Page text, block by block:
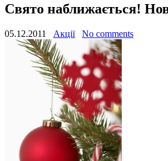
Свято наближається!
05.12.2011 Акції No comments